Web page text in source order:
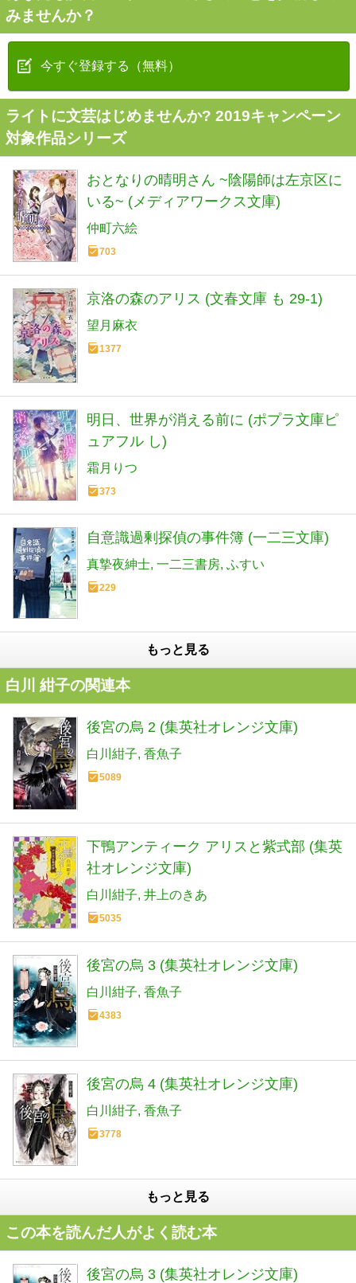
みませんか？
今すぐ登録する（無料）
ライトに文芸はじめませんか? 2019キャンペーン
対象作品シリーズ
おとなりの晴明さん ~陰陽師は左京区に
いる~ (メディアワークス文庫)
仲町六絵
703
京洛の森のアリス (文春文庫 も 29-1)
望月麻衣
1377
明日、世界が消える前に (ポプラ文庫ピ
ュアフル し)
霜月りつ
373
自意識過剰探偵の事件簿 (一二三文庫)
真摯夜紳士 一二三書房 ふすい
229
もっと見る
白川 紺子の関連本
後宮の烏 2 (集英社オレンジ文庫)
白川紺子 香魚子
5089
下鴨アンティーク アリスと紫式部 (集英
社オレンジ文庫)
白川紺子 井上のきあ
5035
後宮の烏 3 (集英社オレンジ文庫)
白川紺子 香魚子
4383
後宮の烏 4 (集英社オレンジ文庫)
白川紺子 香魚子
3778
もっと見る
この本を読んだ人がよく読む本
後宮の烏 3 (集英社オレンジ文庫)